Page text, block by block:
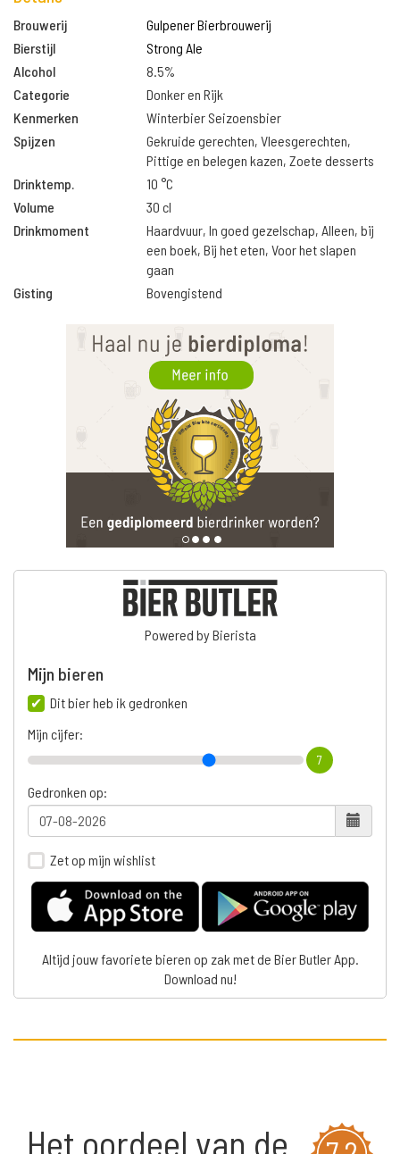
Brouwerij
Gulpener Bierbrouwerij
Bierstijl
Strong Ale
Alcohol
8.5%
Categorie
Donker en Rijk
Kenmerken
Winterbier Seizoensbier
Spijzen
Gekruide gerechten, Vleesgerechten,
Pittige en belegen kazen, Zoete desserts
Drinktemp.
10 °C
Volume
30 cl
Drinkmoment
Haardvuur, In goed gezelschap, Alleen, bij
een boek, Bij het eten, Voor het slapen
gaan
Gisting
Bovengistend
Powered by Bierista
Mijn bieren
Dit bier heb ik gedronken
Mijn cijfer:
7
Gedronken op:
Zet op mijn wishlist
Altijd jouw favoriete bieren op zak met de Bier Butler App.
Download nu!
Het oordeel van de